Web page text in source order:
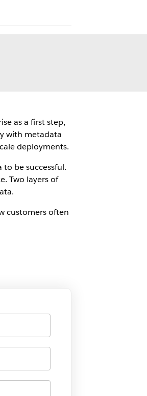
as a first step,
with metadata
deployments.
be successful.
Two layers of
customers often